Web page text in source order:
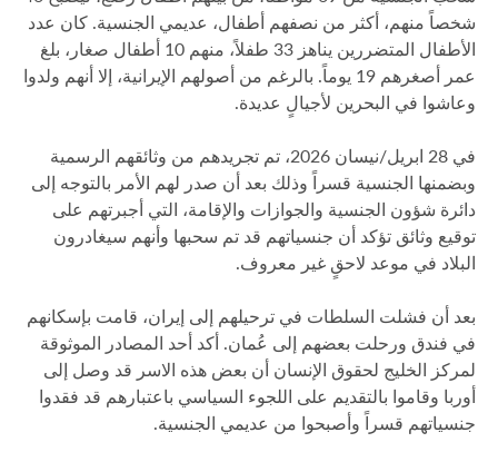
شخصاً منهم، أكثر من نصفهم أطفال، عديمي الجنسية. كان عدد
الأطفال المتضررين يناهز 33 طفلاً، منهم 10 أطفال صغار، بلغ
عمر أصغرهم 19 يوماً. بالرغم من أصولهم الإيرانية، إلا أنهم ولدوا
وعاشوا في البحرين لأجيالٍ عديدة.
في 28 ابريل/نيسان 2026، تم تجريدهم من وثائقهم الرسمية
وبضمنها الجنسية قسراً وذلك بعد أن صدر لهم الأمر بالتوجه إلى
دائرة شؤون الجنسية والجوازات والإقامة، التي أجبرتهم على
توقيع وثائق تؤكد أن جنسياتهم قد تم سحبها وأنهم سيغادرون
البلاد في موعد لاحقٍ غير معروف.
بعد أن فشلت السلطات في ترحيلهم إلى إيران، قامت بإسكانهم
في فندق ورحلت بعضهم إلى عُمان. أكد أحد المصادر الموثوقة
لمركز الخليج لحقوق الإنسان أن بعض هذه الاسر قد وصل إلى
أوربا وقاموا بالتقديم على اللجوء السياسي باعتبارهم قد فقدوا
جنسياتهم قسراً وأصبحوا من عديمي الجنسية.